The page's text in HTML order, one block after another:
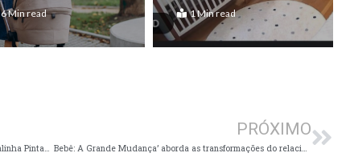
6 Min read 1 Min read
PRÓXIMO